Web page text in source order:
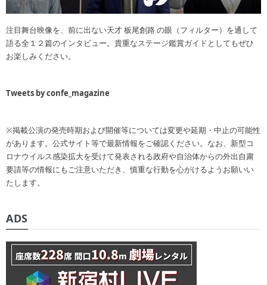
注目舞台映像を、前に出ない天才 板尾創路 の眼（フィルター）を通して
語る全１２篇のインタビュー。貴重なステージ鑑賞ガイドとしてもぜひ
お楽しみください。
Tweets by confe_magazine
※掲載公演の発売時期および開催等については変更や延期・中止の可能性
があります。公式サイト等で最新情報をご確認ください。なお、新型コ
ロナウイルス感染拡大を受けて発表される政府や自治体からの外出自粛
要請等の情報にもご注意いただき、慎重な行動を心がけるようお願いい
たします。
ADS